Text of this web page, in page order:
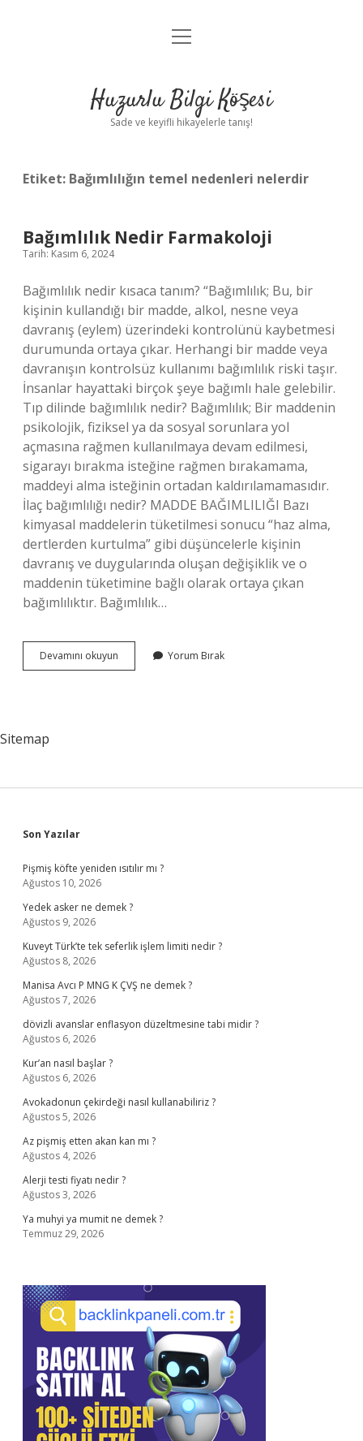
Anasayfa
Yasal Uyarı
menüyü
Huzurlu Bilgi Köşesi
Sade ve keyifli hikayelerle tanış!
Etiket: Bağımlılığın temel nedenleri nelerdir
Bağımlılık Nedir Farmakoloji
Tarih: Kasım 6, 2024
Bağımlılık nedir kısaca tanım? “Bağımlılık; Bu, bir
kişinin kullandığı bir madde, alkol, nesne veya
davranış (eylem) üzerindeki kontrolünü kaybetmesi
durumunda ortaya çıkar. Herhangi bir madde veya
davranışın kontrolsüz kullanımı bağımlılık riski taşır.
İnsanlar hayattaki birçok şeye bağımlı hale gelebilir.
Tıp dilinde bağımlılık nedir? Bağımlılık; Bir maddenin
psikolojik, fiziksel ya da sosyal sorunlara yol
açmasına rağmen kullanılmaya devam edilmesi,
sigarayı bırakma isteğine rağmen bırakamama,
maddeyi alma isteğinin ortadan kaldırılamamasıdır.
İlaç bağımlılığı nedir? MADDE BAĞIMLILIĞI Bazı
kimyasal maddelerin tüketilmesi sonucu “haz alma,
dertlerden kurtulma” gibi düşüncelerle kişinin
davranış ve duygularında oluşan değişiklik ve o
maddenin tüketimine bağlı olarak ortaya çıkan
bağımlılıktır. Bağımlılık…
Devamını okuyun Bağımlılık
Nedir
Yorum Bırak
Sitemap
Sidebar
Son Yazılar
Pişmiş köfte yeniden ısıtılır mı ?
Ağustos 10, 2026
Yedek asker ne demek ?
Ağustos 9, 2026
Kuveyt Türk’te tek seferlik işlem limiti nedir ?
Ağustos 8, 2026
Manisa Avcı P MNG K ÇVŞ ne demek ?
Ağustos 7, 2026
dövizli avanslar enflasyon düzeltmesine tabi midir ?
Ağustos 6, 2026
Kur’an nasıl başlar ?
Ağustos 6, 2026
Avokadonun çekirdeği nasıl kullanabiliriz ?
Ağustos 5, 2026
Az pişmiş etten akan kan mı ?
Ağustos 4, 2026
Alerji testi fiyatı nedir ?
Ağustos 3, 2026
Ya muhyi ya mumit ne demek ?
Temmuz 29, 2026